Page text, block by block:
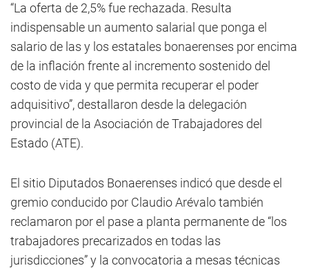
“La oferta de 2,5% fue rechazada. Resulta
indispensable un aumento salarial que ponga el
salario de las y los estatales bonaerenses por encima
de la inflación frente al incremento sostenido del
costo de vida y que permita recuperar el poder
adquisitivo”, destallaron desde la delegación
provincial de la Asociación de Trabajadores del
Estado (ATE).
El sitio Diputados Bonaerenses indicó que desde el
gremio conducido por Claudio Arévalo también
reclamaron por el pase a planta permanente de “los
trabajadores precarizados en todas las
jurisdicciones” y la convocatoria a mesas técnicas